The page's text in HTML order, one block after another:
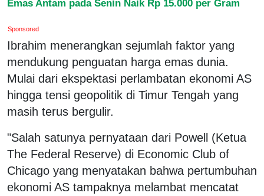
Emas Antam pada Senin Naik Rp 15.000 per Gram
Sponsored
Ibrahim menerangkan sejumlah faktor yang
mendukung penguatan harga emas dunia.
Mulai dari ekspektasi perlambatan ekonomi AS
hingga tensi geopolitik di Timur Tengah yang
masih terus bergulir.
"Salah satunya pernyataan dari Powell (Ketua
The Federal Reserve) di Economic Club of
Chicago yang menyatakan bahwa pertumbuhan
ekonomi AS tampaknya melambat mencatat